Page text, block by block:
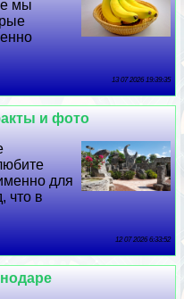
мы
13 07 2026 19:39:35
и фото
для
что в
12 07 2026 6:33:52